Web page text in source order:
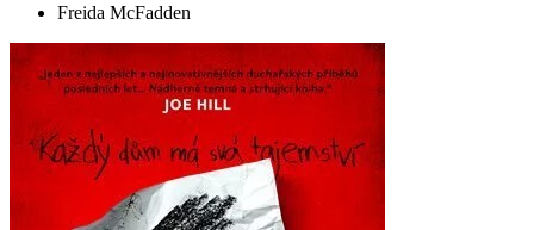
Freida McFadden